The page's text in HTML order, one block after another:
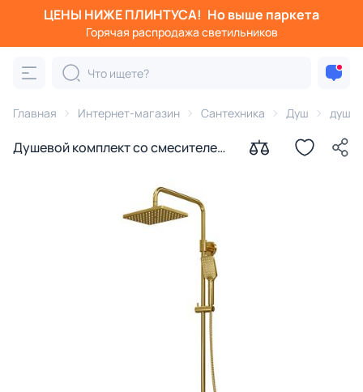
ЦЕНЫ НИЖЕ ПЛИНТУСА! Но выше паркета
Горячая распродажа светильников
Главная Интернет-магазин Сантехника Душ
Душевой комплект со смесителем